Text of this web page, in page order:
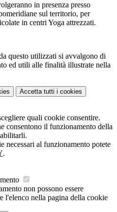
in presenza presso
sul territorio, per
in centri Yoga attrezzati.
questo utilizzati si avvalgono di
ed utili alle finalità illustrate nella
Accetta tutti i cookies
quali cookie consentire.
consentono il funzionamento della
necessari al funzionamento potete
.
non possono essere
l'elenco nella pagina della cookie